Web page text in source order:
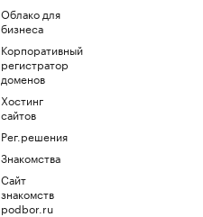
Облако для
бизнеса
Корпоративный
регистратор
доменов
Хостинг
сайтов
Рег.решения
Знакомства
Сайт
знакомств
podbor.ru